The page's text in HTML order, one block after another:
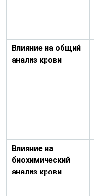
Влияние на общий
анализ крови
Влияние на
биохимический
анализ крови